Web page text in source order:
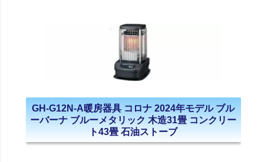
GH-G12N-A暖房器具 コロナ 2024年モデル ブル
ーバーナ ブルーメタリック 木造31畳 コンクリー
ト43畳 石油ストーブ